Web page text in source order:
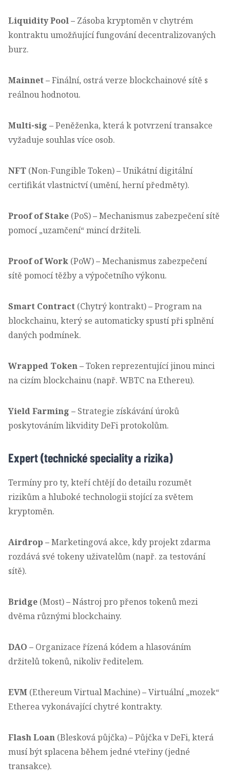
Liquidity Pool– Zásoba kryptoměn v chytrém
kontraktu umožňující fungování decentralizovaných
burz.
Mainnet–Finální, ostrá verze blockchainové sítě s
reálnou hodnotou.
Multi-sig –Peněženka, která k potvrzení transakce
vyžaduje souhlas více osob.
NFT (Non-Fungible Token)–Unikátní digitální
certifikát vlastnictví (umění, herní předměty).
Proof of Stake (PoS)–Mechanismus zabezpečení sítě
pomocí „uzamčení“ mincí držiteli.
Proof of Work (PoW)–Mechanismus zabezpečení
sítě pomocí těžby a výpočetního výkonu.
Smart Contract (Chytrý kontrakt)–Program na
blockchainu, který se automaticky spustí při splnění
daných podmínek.
Wrapped Token–Token reprezentující jinou minci
na cizím blockchainu (např. WBTC na Ethereu).
Yield Farming – Strategie získávání úroků
poskytováním likvidity DeFi protokolům.
Expert (technické speciality a rizika)
Termíny pro ty, kteří chtějí do detailu rozumět
rizikům a hluboké technologii stojící za světem
kryptoměn.
Airdrop –Marketingová akce, kdy projekt zdarma
rozdává své tokeny uživatelům (např. za testování
sítě).
Bridge (Most)–Nástroj pro přenos tokenů mezi
dvěma různými blockchainy.
DAO – Organizace řízená kódem a hlasováním
držitelů tokenů, nikoliv ředitelem.
EVM (Ethereum Virtual Machine)–Virtuální „mozek“
Etherea vykonávající chytré kontrakty.
Flash Loan (Blesková půjčka)–Půjčka v DeFi, která
musí být splacena během jedné vteřiny (jedné
transakce).